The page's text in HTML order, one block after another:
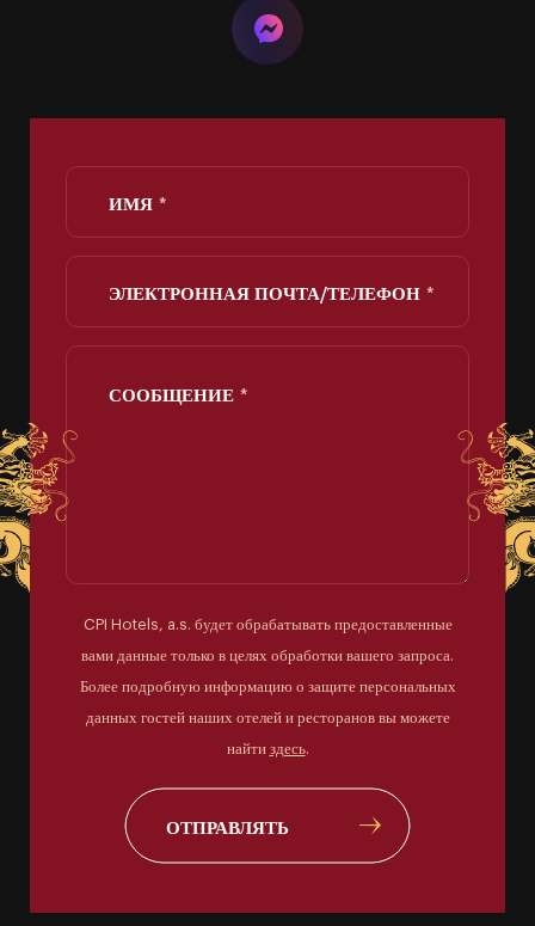
ИМЯ
ЭЛЕКТРОННАЯ ПОЧТА/ТЕЛЕФОН
СООБЩЕНИЕ
CPI Hotels, a.s. будет обрабатывать предоставленные
вами данные только в целях обработки вашего запроса.
Более подробную информацию о защите персональных
данных гостей наших отелей и ресторанов вы можете
найтиздесь.
ОТПРАВЛЯТЬ